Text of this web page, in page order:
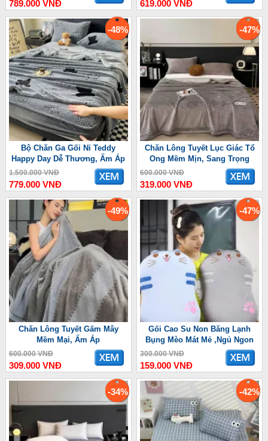
789.000 VNĐ 619.000 VNĐ
-48%
Bộ Chăn Ga Gối Nỉ Teddy
Happy Day Dễ Thương, Ấm Áp
1.500.000 VNĐ
779.000 VNĐ
-47%
Chăn Lông Tuyết Lục Giác Tổ
Ong Mềm Mịn, Sang Trọng
600.000 VNĐ
319.000 VNĐ
-49%
Chăn Lông Tuyết Gấm Mây
Mềm Mại, Ấm Áp
600.000 VNĐ
309.000 VNĐ
-47%
Gối Cao Su Non Băng Lạnh
Bụng Mèo Mát Mẻ ,Ngủ Ngon
300.000 VNĐ
159.000 VNĐ
-34% -42%